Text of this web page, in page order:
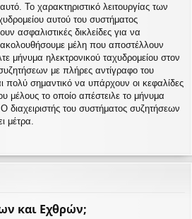
Το χαρακτηριστικό λειτουργίας των
αυτού του συστήματος
ασφαλιστικές δικλείδες για να
μέλη που αποστέλλουν
μήνυμα ηλεκτρονικού ταχυδρομείου στον
με πλήρες αντίγραφο του
πολύ σημαντικό να υπάρχουν οι κεφαλίδες
μέλους το οποίο απέστειλε το μήνυμα
διαχειριστής του συστήματος συζητήσεων
μέτρα.
και Εχθρών;